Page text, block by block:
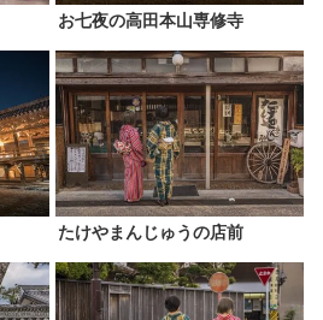
お七夜の高田本山専修寺
たけやまんじゅうの店前